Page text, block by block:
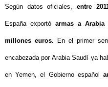
Según datos oficiales, entre
España exportó armas a Arabia
millones euros. En el primer
encabezada por Arabia Saudí ya
en Yemen, el Gobierno español